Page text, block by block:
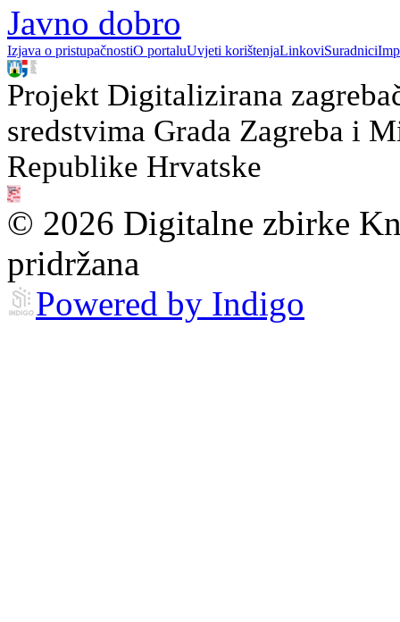
Javno dobro
Izjava o pristupačnostiO portaluUvjeti korištenjaLinkoviSuradnici
Projekt Digitalizirana
sredstvima Grada Zagreba i
Republike Hrvatske
© 2026 Digitalne zbirke
pridržana
Powered by Indigo